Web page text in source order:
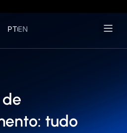
PTEN
de
tudo